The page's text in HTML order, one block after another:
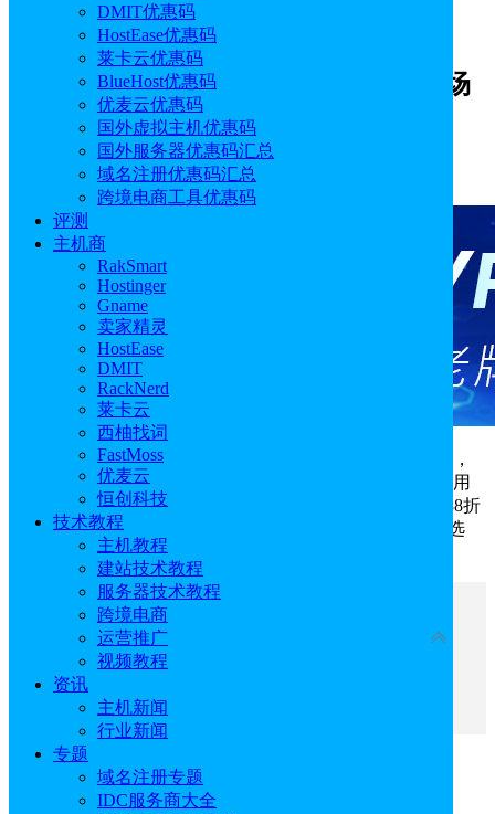
DMIT优惠码
HostEase优惠码
莱卡云优惠码
BlueHost优惠码
优麦云优惠码
国外虚拟主机优惠码
国外服务器优惠码汇总
域名注册优惠码汇总
跨境电商工具优惠码
评测
主机商
RakSmart
Hostinger
Gname
卖家精灵
HostEase
DMIT
RackNerd
莱卡云
西柚找词
FastMoss
优麦云
恒创科技
技术教程
主机教程
建站技术教程
服务器技术教程
跨境电商
运营推广
视频教程
资讯
主机新闻
行业新闻
专题
域名注册专题
IDC服务商大全
Sif关键词工具2026新年优惠提前享 全场
88折+送15天时长 额外享好礼赠送
作者: Alisa 分类:优惠码
发布时间: 2026.01.12 13:30:08
更新于: 2026.02.13 17:07:21
2026年元旦刚过，Sif关键词工具推出了时长补贴活动，
活动期间购买Sif关键词
工具任意方案送15天时长，并且使用
Sif关键词优惠折扣码（idcspy）享新购、增购、升级享受88折
优惠；续费享受86折，额外再享新年鼠标垫/台历/抱枕(三选
一)，具体的活动详情已整理如下：
文章目录
一、Sif关键词优惠折扣码领取
二、Sif关键词活动方案
一、Sif关键词优惠折扣码领取